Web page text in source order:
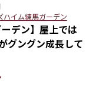
ハイム練馬ガーデン
ーデン】屋上では
グングン成長して